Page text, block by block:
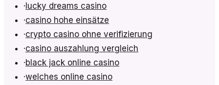
·lucky dreams casino
·casino hohe einsätze
·crypto casino ohne verifizierung
·casino auszahlung vergleich
·black jack online casino
·welches online casino